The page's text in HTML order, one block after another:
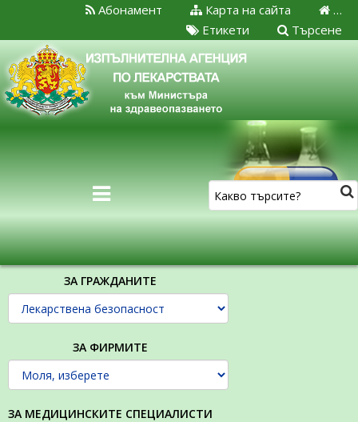
…
Карта на сайта
Абонамент
Търсене
Етикети
ЗА ГРАЖДАНИТЕ
ЗА ФИРМИТЕ
ЗА МЕДИЦИНСКИТЕ СПЕЦИАЛИСТИ